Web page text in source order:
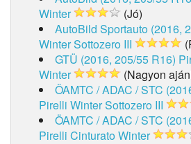
Winter
(Jó)
AutoBild Sportauto (2016,
Winter Sottozero III
GTÜ (2016, 205/55 R16)
Winter
(Nagyon
ÖAMTC / ADAC / STC
Pirelli Winter Sottozero III
ÖAMTC / ADAC / STC
Pirelli Cinturato Winter